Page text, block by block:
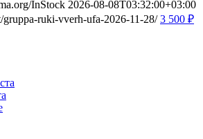
InStock 2026-08-08T03:32:00+03:00
gruppa-ruki-vverh-ufa-2026-11-28/ 3 500 ₽